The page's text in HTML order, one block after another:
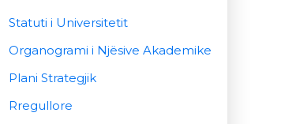
Statuti i Universitetit
Organogrami i Njësive Akademike
Plani Strategjik
Rregullore